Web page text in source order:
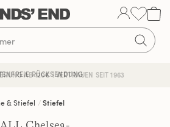
AB 120€ | VERTRAUEN SEIT 1963
RÜCKSENDUNG
& Stiefel Stiefel